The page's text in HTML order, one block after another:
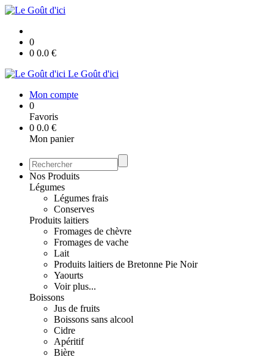
0
0 0.0 €
Le Goût d'ici
Mon compte
0
Favoris
0 0.0 €
Mon panier
Nos Produits
Légumes
Légumes frais
Conserves
Produits laitiers
Fromages de chèvre
Fromages de vache
Lait
Produits laitiers de Bretonne Pie Noir
Yaourts
Voir plus...
Boissons
Jus de fruits
Boissons sans alcool
Cidre
Apéritif
Bière